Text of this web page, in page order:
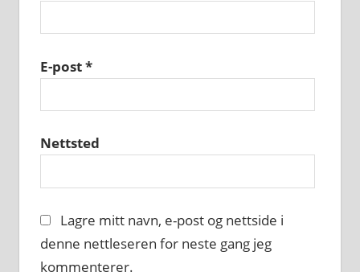
E-post*
Nettsted
Lagre mitt navn, e-post og nettside i
denne nettleseren for neste gang jeg
kommenterer.